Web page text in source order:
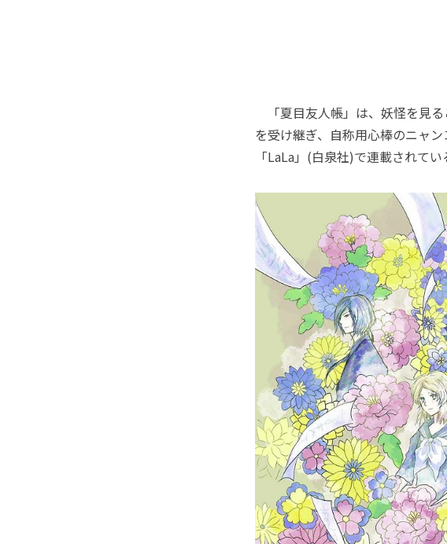
「夏目友人帳」は、妖怪を見る
を受け継ぎ、自称用心棒のニャ
「LaLa」(白泉社)で連載されてい